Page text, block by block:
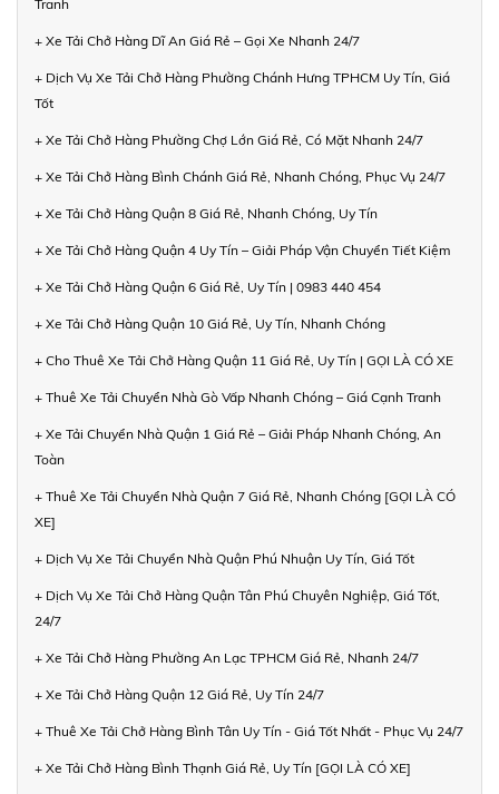
Tranh
+ Xe Tải Chở Hàng Dĩ An Giá Rẻ – Gọi Xe Nhanh 24/7
+ Dịch Vụ Xe Tải Chở Hàng Phường Chánh Hưng TPHCM Uy Tín, Giá
Tốt
+ Xe Tải Chở Hàng Phường Chợ Lớn Giá Rẻ, Có Mặt Nhanh 24/7
+ Xe Tải Chở Hàng Bình Chánh Giá Rẻ, Nhanh Chóng, Phục Vụ 24/7
+ Xe Tải Chở Hàng Quận 8 Giá Rẻ, Nhanh Chóng, Uy Tín
+ Xe Tải Chở Hàng Quận 4 Uy Tín – Giải Pháp Vận Chuyển Tiết Kiệm
+ Xe Tải Chở Hàng Quận 6 Giá Rẻ, Uy Tín | 0983 440 454
+ Xe Tải Chở Hàng Quận 10 Giá Rẻ, Uy Tín, Nhanh Chóng
+ Cho Thuê Xe Tải Chở Hàng Quận 11 Giá Rẻ, Uy Tín | GỌI LÀ CÓ XE
+ Thuê Xe Tải Chuyển Nhà Gò Vấp Nhanh Chóng – Giá Cạnh Tranh
+ Xe Tải Chuyển Nhà Quận 1 Giá Rẻ – Giải Pháp Nhanh Chóng, An
Toàn
+ Thuê Xe Tải Chuyển Nhà Quận 7 Giá Rẻ, Nhanh Chóng [GỌI LÀ CÓ
XE]
+ Dịch Vụ Xe Tải Chuyển Nhà Quận Phú Nhuận Uy Tín, Giá Tốt
+ Dịch Vụ Xe Tải Chở Hàng Quận Tân Phú Chuyên Nghiệp, Giá Tốt,
24/7
+ Xe Tải Chở Hàng Phường An Lạc TPHCM Giá Rẻ, Nhanh 24/7
+ Xe Tải Chở Hàng Quận 12 Giá Rẻ, Uy Tín 24/7
+ Thuê Xe Tải Chở Hàng Bình Tân Uy Tín - Giá Tốt Nhất - Phục Vụ 24/7
+ Xe Tải Chở Hàng Bình Thạnh Giá Rẻ, Uy Tín [GỌI LÀ CÓ XE]